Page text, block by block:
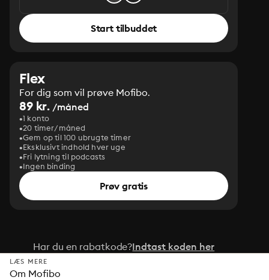
Start tilbuddet
Flex
For dig som vil prøve Mofibo.
89 kr. /måned
1 konto
20 timer/måned
Gem op til 100 ubrugte timer
Eksklusivt indhold hver uge
Fri lytning til podcasts
Ingen binding
Prøv gratis
Har du en rabatkode?Indtast koden her
LÆS MERE
Om Mofibo